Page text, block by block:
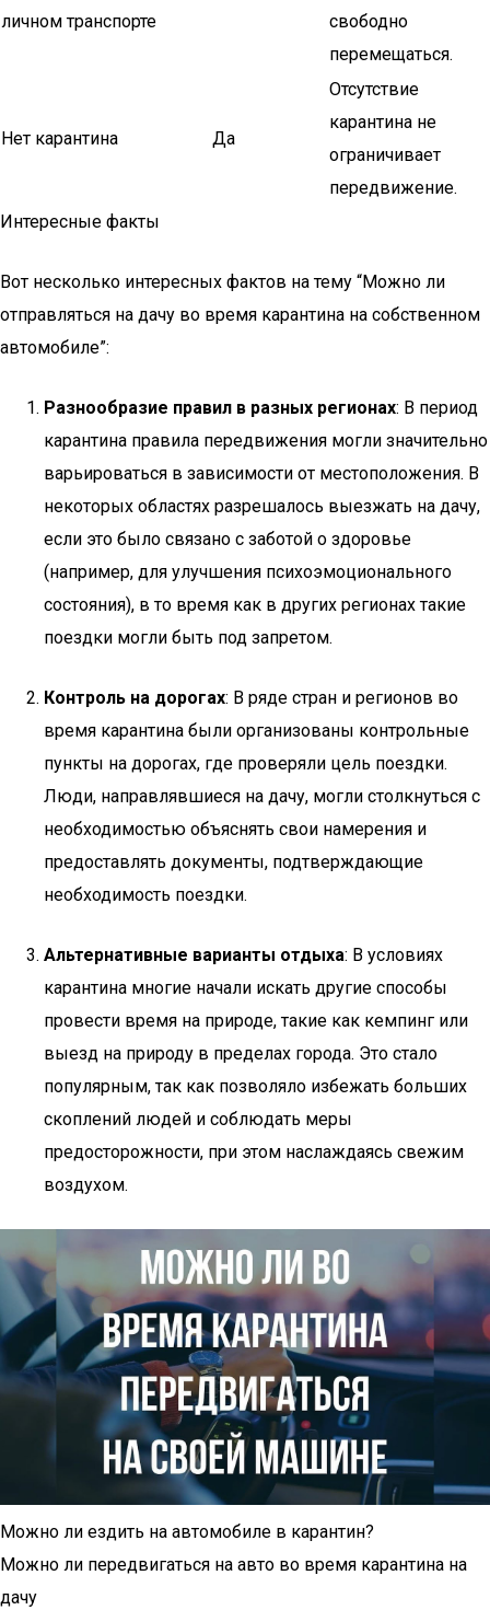
личном транспорте
свободно
перемещаться.
Нет карантина Да
Отсутствие
карантина не
ограничивает
передвижение.
Интересные факты
Вот несколько интересных фактов на тему “Можно ли
отправляться на дачу во время карантина на собственном
автомобиле”:
Разнообразие правил в разных регионах: В период
карантина правила передвижения могли значительно
варьироваться в зависимости от местоположения. В
некоторых областях разрешалось выезжать на дачу,
если это было связано с заботой о здоровье
(например, для улучшения психоэмоционального
состояния), в то время как в других регионах такие
поездки могли быть под запретом.
Контроль на дорогах: В ряде стран и регионов во
время карантина были организованы контрольные
пункты на дорогах, где проверяли цель поездки.
Люди, направлявшиеся на дачу, могли столкнуться с
необходимостью объяснять свои намерения и
предоставлять документы, подтверждающие
необходимость поездки.
Альтернативные варианты отдыха: В условиях
карантина многие начали искать другие способы
провести время на природе, такие как кемпинг или
выезд на природу в пределах города. Это стало
популярным, так как позволяло избежать больших
скоплений людей и соблюдать меры
предосторожности, при этом наслаждаясь свежим
воздухом.
Можно ли ездить на автомобиле в карантин?
Можно ли передвигаться на авто во время карантина на
дачу